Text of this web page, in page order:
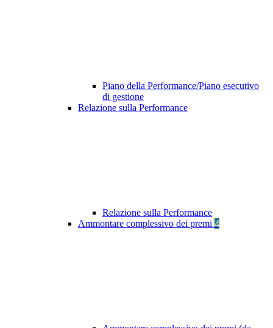
Piano della Performance/Piano esecutivo
di gestione
Relazione sulla Performance
Relazione sulla Performance
Ammontare complessivo dei premi 4